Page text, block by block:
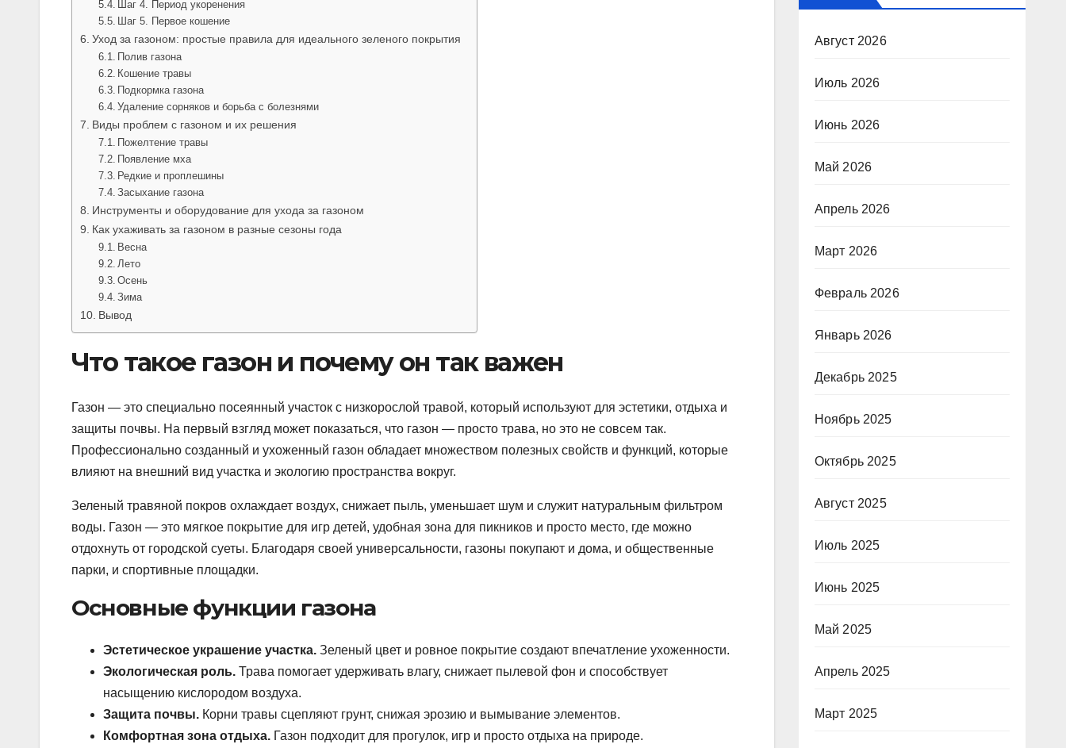
Шаг 4. Период укоренения
Шаг 5. Первое кошение
Уход за газоном: простые правила для идеального зеленого покрытия
Полив газона
Кошение травы
Подкормка газона
Удаление сорняков и борьба с болезнями
Виды проблем с газоном и их решения
Пожелтение травы
Появление мха
Редкие и проплешины
Засыхание газона
Инструменты и оборудование для ухода за газоном
Как ухаживать за газоном в разные сезоны года
Весна
Лето
Осень
Зима
Вывод
Что такое газон и почему он так важен
Газон — это специально посеянный участок с низкорослой травой, который используют для эстетики, отдыха и
защиты почвы. На первый взгляд может показаться, что газон — просто трава, но это не совсем так.
Профессионально созданный и ухоженный газон обладает множеством полезных свойств и функций, которые
влияют на внешний вид участка и экологию пространства вокруг.
Зеленый травяной покров охлаждает воздух, снижает пыль, уменьшает шум и служит натуральным фильтром
воды. Газон — это мягкое покрытие для игр детей, удобная зона для пикников и просто место, где можно
отдохнуть от городской суеты. Благодаря своей универсальности, газоны покупают и дома, и общественные
парки, и спортивные площадки.
Основные функции газона
Эстетическое украшение участка. Зеленый цвет и ровное покрытие создают впечатление ухоженности.
Экологическая роль. Трава помогает удерживать влагу, снижает пылевой фон и способствует
насыщению кислородом воздуха.
Защита почвы. Корни травы сцепляют грунт, снижая эрозию и вымывание элементов.
Комфортная зона отдыха. Газон подходит для прогулок, игр и просто отдыха на природе.
Август 2026
Июль 2026
Июнь 2026
Май 2026
Апрель 2026
Март 2026
Февраль 2026
Январь 2026
Декабрь 2025
Ноябрь 2025
Октябрь 2025
Август 2025
Июль 2025
Июнь 2025
Май 2025
Апрель 2025
Март 2025